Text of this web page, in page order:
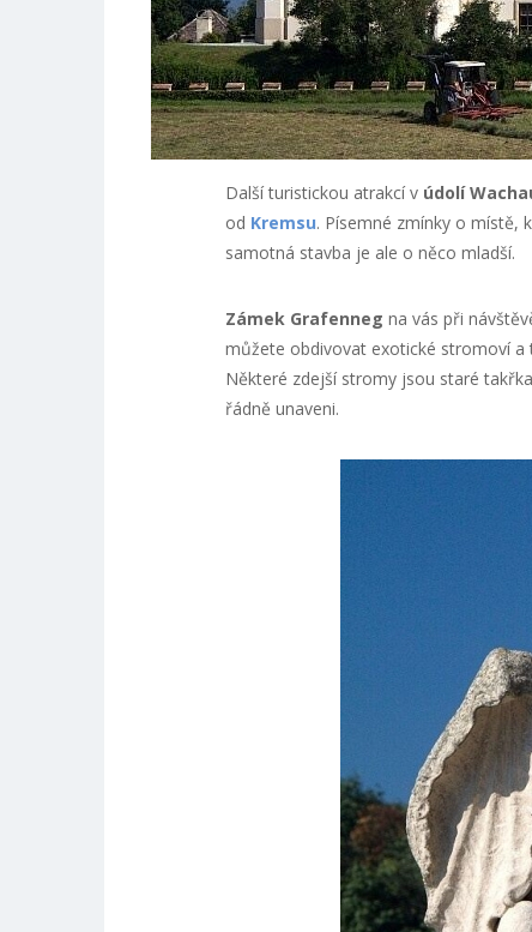
Další turistickou atrakcí v údolí
od Kremsu. Písemné zmínky o místě,
samotná stavba je ale o něco mladší.
Zámek Grafenneg na vás při
můžete obdivovat exotické stromoví a
Některé zdejší stromy jsou staré
řádně unaveni.